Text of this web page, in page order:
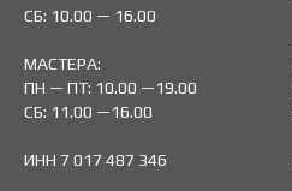
СБ: 10.00 — 16.00
МАСТЕРА:
ПН — ПТ: 10.00 —19.00
СБ: 11.00 —16.00
ИНН 7 017 487 346